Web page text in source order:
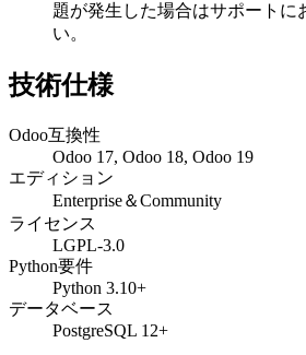
題が発生した場合はサポートに
い。
技術仕様
Odoo互換性
Odoo 17, Odoo 18, Odoo 19
エディション
Enterprise＆Community
ライセンス
LGPL-3.0
Python要件
Python 3.10+
データベース
PostgreSQL 12+